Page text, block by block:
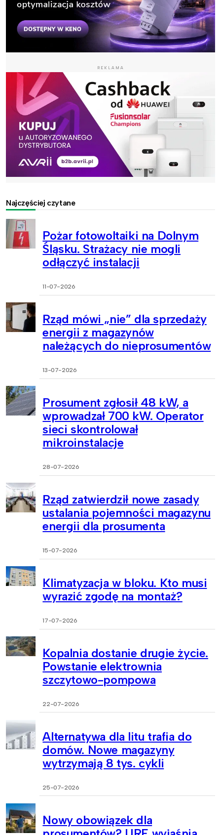
REKLAMA
Najczęściej czytane
Pożar fotowoltaiki na Dolnym
Śląsku. Strażacy nie mogli
odłączyć instalacji
11-07-2026
Rząd mówi „nie” dla sprzedaży
energii z magazynów
należących do nieprosumentów
13-07-2026
Prosument zgłosił 48 kW, a
wprowadzał 700 kW. Operator
sieci skontrolował
mikroinstalacje
28-07-2026
Rząd zatwierdził nowe zasady
ustalania pojemności magazynu
energii dla prosumenta
15-07-2026
Klimatyzacja w bloku. Kto musi
wyrazić zgodę na montaż?
17-07-2026
Kopalnia dostanie drugie życie.
Powstanie elektrownia
szczytowo-pompowa
22-07-2026
Alternatywa dla litu trafia do
domów. Nowe magazyny
wytrzymają 8 tys. cykli
25-07-2026
Nowy obowiązek dla